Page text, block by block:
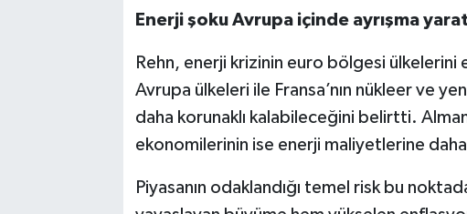
Enerji şoku Avrupa içinde ayrışma
Rehn, enerji krizinin euro bölgesi
Avrupa ülkeleri ile Fransa’nın nükleer ve
daha korunaklı kalabileceğini belirtti.
ekonomilerinin ise enerji maliyetlerine
Piyasanın odaklandığı temel risk bu